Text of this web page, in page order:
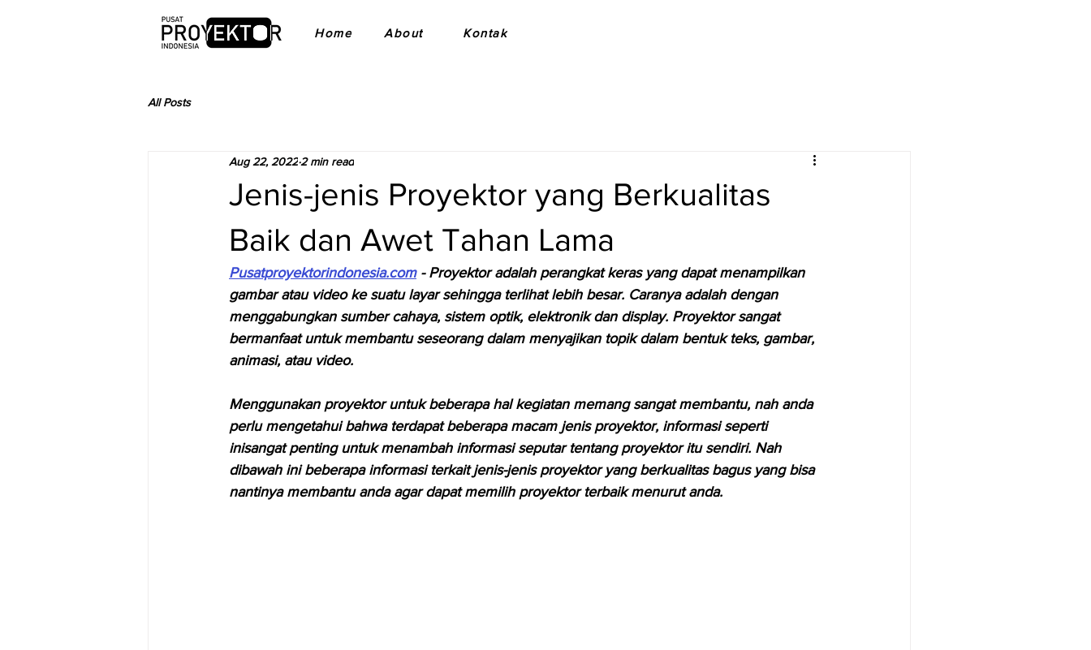
Home About Kontak
All Posts
Jenis-jenis Proyektor yang Berkualitas
Baik dan Awet Tahan Lama
Aug 22, 20222 min read
Pusatproyektorindonesia.com - Proyektor adalah perangkat keras yang dapat menampilkan
gambar atau video ke suatu layar sehingga terlihat lebih besar. Caranya adalah dengan
menggabungkan sumber cahaya, sistem optik, elektronik dan display. Proyektor sangat
bermanfaat untuk membantu seseorang dalam menyajikan topik dalam bentuk teks, gambar,
animasi, atau video.
Menggunakan proyektor untuk beberapa hal kegiatan memang sangat membantu, nah anda
perlu mengetahui bahwa terdapat beberapa macam jenis proyektor, informasi seperti
inisangat penting untuk menambah informasi seputar tentang proyektor itu sendiri. Nah
dibawah ini beberapa informasi terkait jenis-jenis proyektor yang berkualitas bagus yang bisa
nantinya membantu anda agar dapat memilih proyektor terbaik menurut anda.